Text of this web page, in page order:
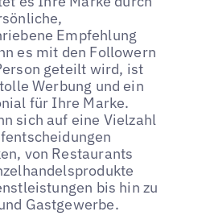
Empfehlung
es mit den Followern
geteilt wird, ist
Werbung und ein
für Ihre Marke.
sich auf eine Vielzahl
von Restaurants
bis hin zu
Gastgewerbe.